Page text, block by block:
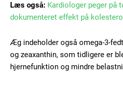
Free limited access
Læs også: Kardiologer peger på
dokumenteret effekt på kolesterol
Æg indeholder også omega-3-
og zeaxanthin, som tidligere er
hjernefunktion og mindre